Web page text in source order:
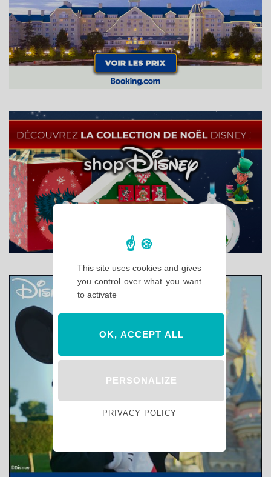
This site uses cookies and gives
you control over what you want
to activate
OK, ACCEPT ALL
PERSONALIZE
PRIVACY POLICY